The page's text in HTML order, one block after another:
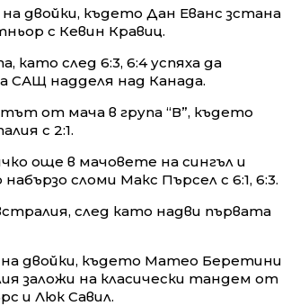
двойки, където Дан Еванс зстана
с Кевин Кравиц.
след 6:3, 6:4 успяха да
САЩ надделя над Канада.
от мача в група “В”, където
с 2:1.
още в мачовете на сингъл и
сломи Макс Пърсел с 6:1, 6:3.
след като надви първата
двойки, където Матео Беретини
заложи на класически тандем от
и Люк Савил.